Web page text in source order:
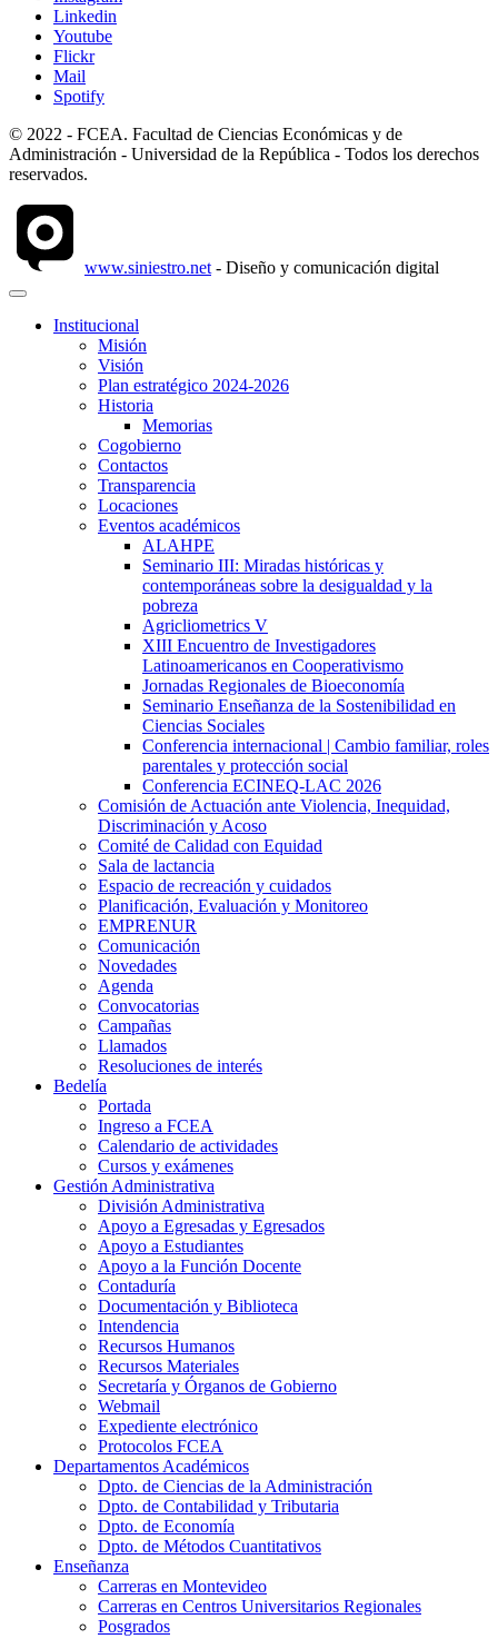
Linkedin
Youtube
Flickr
Mail
Spotify
© 2022 - FCEA. Facultad de Ciencias Económicas y de
Administración - Universidad de la República - Todos los derechos
reservados.
www.siniestro.net - Diseño y comunicación digital
Institucional
Misión
Visión
Plan estratégico 2024-2026
Historia
Memorias
Cogobierno
Contactos
Transparencia
Locaciones
Eventos académicos
ALAHPE
Seminario III: Miradas históricas y
contemporáneas sobre la desigualdad y la
pobreza
Agricliometrics V
XIII Encuentro de Investigadores
Latinoamericanos en Cooperativismo
Jornadas Regionales de Bioeconomía
Seminario Enseñanza de la Sostenibilidad en
Ciencias Sociales
Conferencia internacional | Cambio familiar, roles
parentales y protección social
Conferencia ECINEQ-LAC 2026
Comisión de Actuación ante Violencia, Inequidad,
Discriminación y Acoso
Comité de Calidad con Equidad
Sala de lactancia
Espacio de recreación y cuidados
Planificación, Evaluación y Monitoreo
EMPRENUR
Comunicación
Novedades
Agenda
Convocatorias
Campañas
Llamados
Resoluciones de interés
Bedelía
Portada
Ingreso a FCEA
Calendario de actividades
Cursos y exámenes
Gestión Administrativa
División Administrativa
Apoyo a Egresadas y Egresados
Apoyo a Estudiantes
Apoyo a la Función Docente
Contaduría
Documentación y Biblioteca
Intendencia
Recursos Humanos
Recursos Materiales
Secretaría y Órganos de Gobierno
Webmail
Expediente electrónico
Protocolos FCEA
Departamentos Académicos
Dpto. de Ciencias de la Administración
Dpto. de Contabilidad y Tributaria
Dpto. de Economía
Dpto. de Métodos Cuantitativos
Enseñanza
Carreras en Montevideo
Carreras en Centros Universitarios Regionales
Posgrados